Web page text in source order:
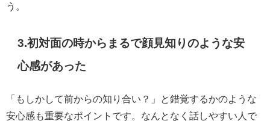
う。
3.初対面の時からまるで顔見知りのような安
心感があった
「もしかして前からの知り合い？」と錯覚するかのような
安心感も重要なポイントです。なんとなく話しやすい人で